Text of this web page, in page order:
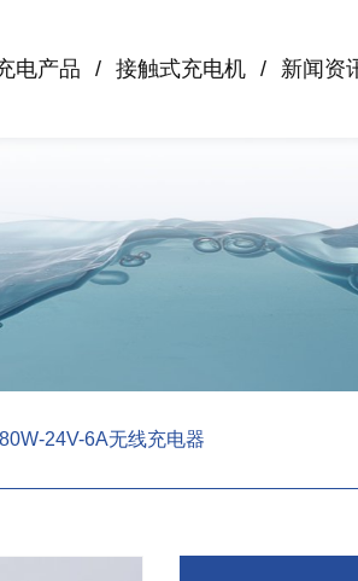
电产品 接触式充电机 新闻资
24V-6A无线充电器